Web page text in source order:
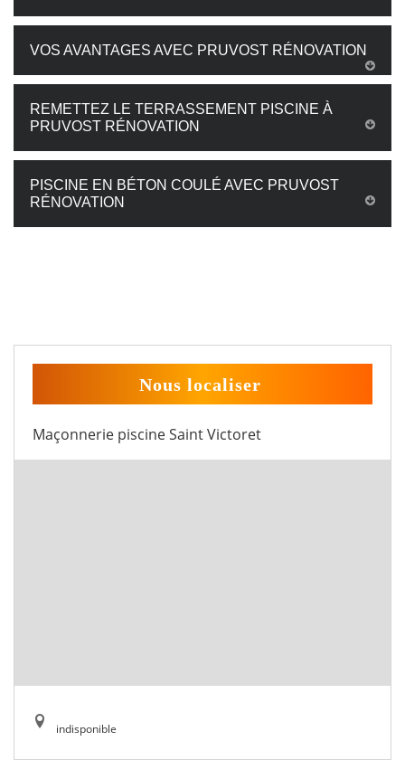
VOS AVANTAGES AVEC PRUVOST RÉNOVATION
REMETTEZ LE TERRASSEMENT PISCINE À
PRUVOST RÉNOVATION
PISCINE EN BÉTON COULÉ AVEC PRUVOST
RÉNOVATION
Nous localiser
Maçonnerie piscine Saint Victoret
indisponible